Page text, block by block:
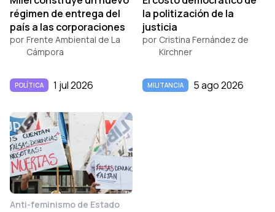
régimen de entrega del
país a las corporaciones
por Frente Ambiental de La
Cámpora
POLÍTICA 1 jul 2026
la politización de la
justicia
por Cristina Fernández de
Kirchner
MILITANCIA 5 ago 2026
Anti-feminismo de Estado